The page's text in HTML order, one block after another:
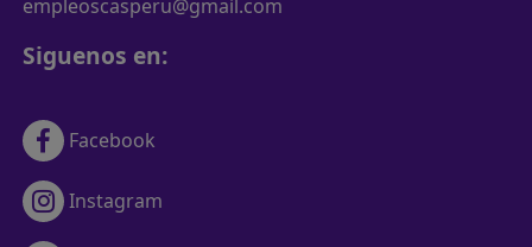
empleoscasperu@gmail.com
Siguenos en:
Facebook
Instagram